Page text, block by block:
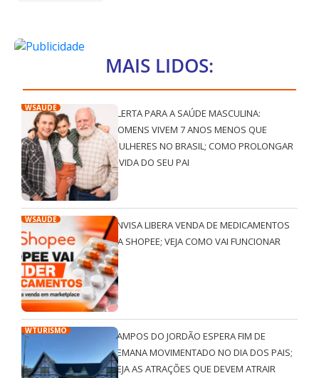
MAIS LIDOS:
WSAÚDE
ALERTA PARA A SAÚDE MASCULINA:
HOMENS VIVEM 7 ANOS MENOS QUE
MULHERES NO BRASIL; COMO PROLONGAR
A VIDA DO SEU PAI
WSAÚDE
ANVISA LIBERA VENDA DE MEDICAMENTOS
NA SHOPEE; VEJA COMO VAI FUNCIONAR
WTURISMO
CAMPOS DO JORDÃO ESPERA FIM DE
SEMANA MOVIMENTADO NO DIA DOS PAIS;
VEJA AS ATRAÇÕES QUE DEVEM ATRAIR